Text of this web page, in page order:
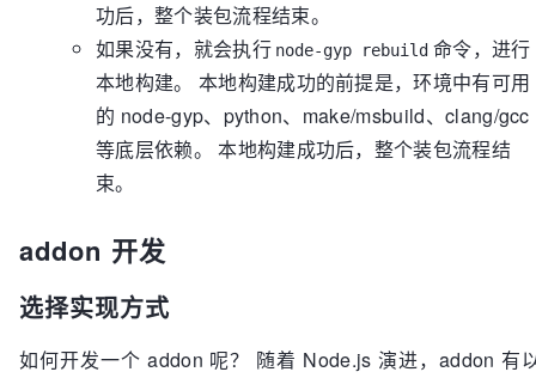
功后，整个装包流程结束。
如果没有，就会执行 node-gyp rebuild 命令，进行
本地构建。 本地构建成功的前提是，环境中有可用
的 node-gyp、python、make/msbuild、clang/gcc
等底层依赖。 本地构建成功后，整个装包流程结
束。
addon 开发
选择实现方式
如何开发一个 addon 呢？ 随着 Node.js 演进，addon 有